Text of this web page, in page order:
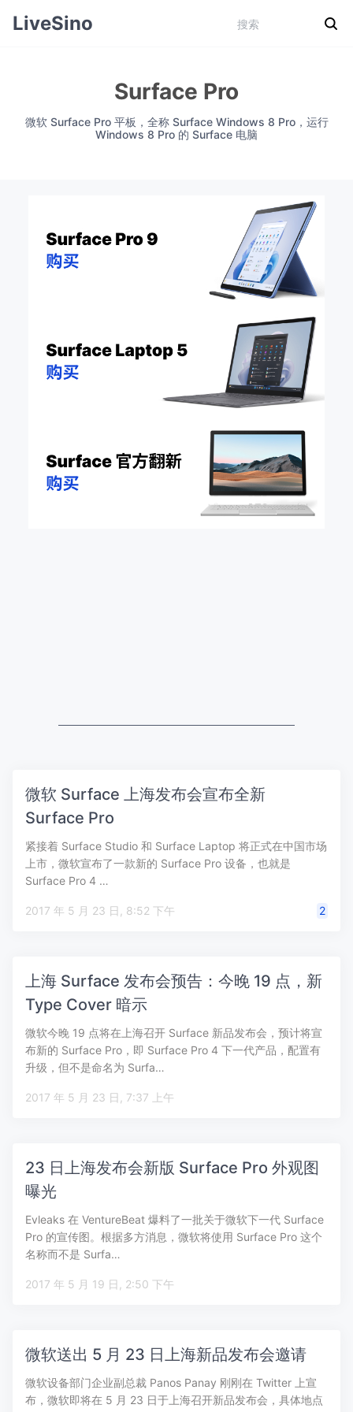
LiveSino
Surface Pro
微软 Surface Pro 平板，全称 Surface Windows 8 Pro，运行
Windows 8 Pro 的 Surface 电脑
微软 Surface 上海发布会宣布全新
Surface Pro
紧接着 Surface Studio 和 Surface Laptop 将正式在中国市场
上市，微软宣布了一款新的 Surface Pro 设备，也就是
Surface Pro 4 …
2017 年 5 月 23 日, 8:52 下午 2
上海 Surface 发布会预告：今晚 19 点，新
Type Cover 暗示
微软今晚 19 点将在上海召开 Surface 新品发布会，预计将宣
布新的 Surface Pro，即 Surface Pro 4 下一代产品，配置有
升级，但不是命名为 Surfa…
2017 年 5 月 23 日, 7:37 上午
23 日上海发布会新版 Surface Pro 外观图
曝光
Evleaks 在 VentureBeat 爆料了一批关于微软下一代 Surface
Pro 的宣传图。根据多方消息，微软将使用 Surface Pro 这个
名称而不是 Surfa…
2017 年 5 月 19 日, 2:50 下午
微软送出 5 月 23 日上海新品发布会邀请
微软设备部门企业副总裁 Panos Panay 刚刚在 Twitter 上宣
布，微软即将在 5 月 23 日于上海召开新品发布会，具体地点